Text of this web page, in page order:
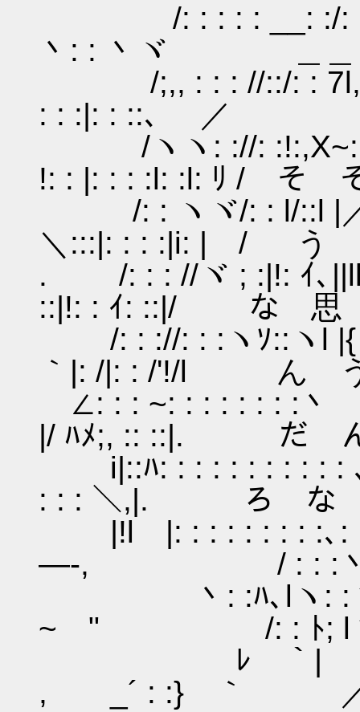
/: : : : : __: :/: : ::/:
丶: : 丶ヾ ＿＿
/;,, : : : //::/: :
: : :|: : ::､ ／
/ヽヽ: ://:
!: : |: : : :l: :l: ﾘ / そ
/: : ヽヾ/: : l/::l |
＼:::|: : : :|i: | /
. /: : : //ヾ ; :|!: ｲ
::|!: : ｲ: ::|/ な 思
/: : ://: : :ヽｿ::
｀|: /|: : /'!/l ん
∠: : : ~: : : : :
|/ ﾊﾒ;, :: ::|. だ
i|::ﾊ: : : : : : : : :
: : : ＼,|. ろ な
|!l |: : : : : : : :
―-, / : : :丶
丶: :ﾊ､lヽ: :
~ " /: : ﾄ; l
ﾚ ｀| ｀
, _´ : :} ｀